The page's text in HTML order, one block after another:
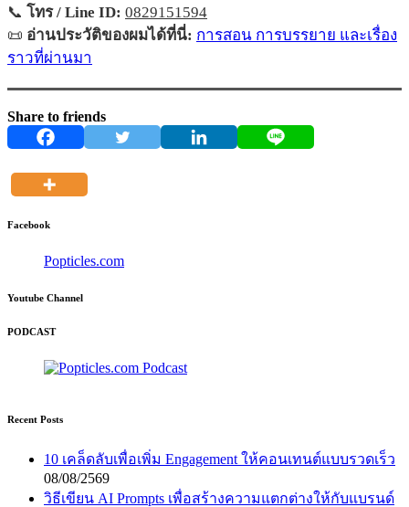
📞 โทร / Line ID: 0829151594
📜 อ่านประวัติของผมได้ที่นี่: การสอน การบรรยาย และเรื่อง
ราวที่ผ่านมา
Share to friends
Facebook
Popticles.com
Youtube Channel
PODCAST
Recent Posts
10 เคล็ดลับเพื่อเพิ่ม Engagement ให้คอนเทนต์แบบรวดเร็ว
08/08/2569
วิธีเขียน AI Prompts เพื่อสร้างความแตกต่างให้กับแบรนด์